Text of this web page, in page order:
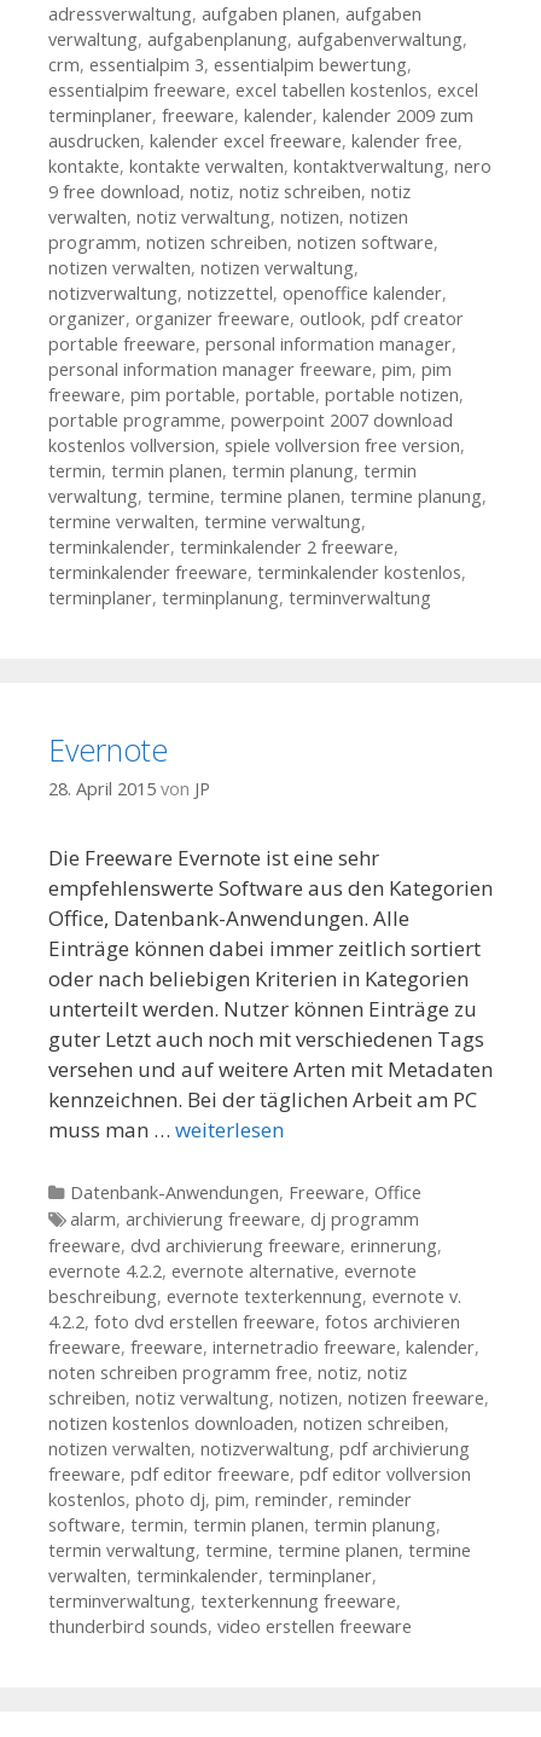
adressverwaltung, aufgaben planen, aufgaben
verwaltung, aufgabenplanung, aufgabenverwaltung,
crm, essentialpim 3, essentialpim bewertung,
essentialpim freeware, excel tabellen kostenlos, excel
terminplaner, freeware, kalender, kalender 2009 zum
ausdrucken, kalender excel freeware, kalender free,
kontakte, kontakte verwalten, kontaktverwaltung, nero
9 free download, notiz, notiz schreiben, notiz
verwalten, notiz verwaltung, notizen, notizen
programm, notizen schreiben, notizen software,
notizen verwalten, notizen verwaltung,
notizverwaltung, notizzettel, openoffice kalender,
organizer, organizer freeware, outlook, pdf creator
portable freeware, personal information manager,
personal information manager freeware, pim, pim
freeware, pim portable, portable, portable notizen,
portable programme, powerpoint 2007 download
kostenlos vollversion, spiele vollversion free version,
termin, termin planen, termin planung, termin
verwaltung, termine, termine planen, termine planung,
termine verwalten, termine verwaltung,
terminkalender, terminkalender 2 freeware,
terminkalender freeware, terminkalender kostenlos,
terminplaner, terminplanung, terminverwaltung
Evernote
28. April 2015 von JP
Die Freeware Evernote ist eine sehr
empfehlenswerte Software aus den Kategorien
Office, Datenbank-Anwendungen. Alle
Einträge können dabei immer zeitlich sortiert
oder nach beliebigen Kriterien in Kategorien
unterteilt werden. Nutzer können Einträge zu
guter Letzt auch noch mit verschiedenen Tags
versehen und auf weitere Arten mit Metadaten
kennzeichnen. Bei der täglichen Arbeit am PC
muss man … weiterlesen
Kategorien
Datenbank-Anwendungen, Freeware, Office
Tags
alarm, archivierung freeware, dj programm
freeware, dvd archivierung freeware, erinnerung,
evernote 4.2.2, evernote alternative, evernote
beschreibung, evernote texterkennung, evernote v.
4.2.2, foto dvd erstellen freeware, fotos archivieren
freeware, freeware, internetradio freeware, kalender,
noten schreiben programm free, notiz, notiz
schreiben, notiz verwaltung, notizen, notizen freeware,
notizen kostenlos downloaden, notizen schreiben,
notizen verwalten, notizverwaltung, pdf archivierung
freeware, pdf editor freeware, pdf editor vollversion
kostenlos, photo dj, pim, reminder, reminder
software, termin, termin planen, termin planung,
termin verwaltung, termine, termine planen, termine
verwalten, terminkalender, terminplaner,
terminverwaltung, texterkennung freeware,
thunderbird sounds, video erstellen freeware